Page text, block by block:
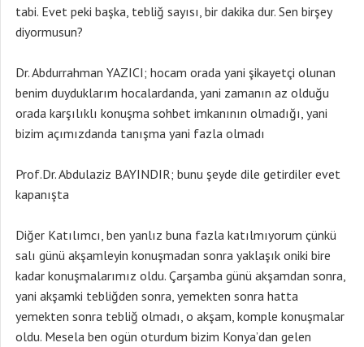
tabi. Evet peki başka, tebliğ sayısı, bir dakika dur. Sen birşey
diyormusun?
Dr. Abdurrahman YAZICI; hocam orada yani şikayetçi olunan
benim duyduklarım hocalardanda, yani zamanın az olduğu
orada karşılıklı konuşma sohbet imkanının olmadığı, yani
bizim açımızdanda tanışma yani fazla olmadı
Prof.Dr. Abdulaziz BAYINDIR; bunu şeyde dile getirdiler evet
kapanışta
Diğer Katılımcı, ben yanlız buna fazla katılmıyorum çünkü
salı günü akşamleyin konuşmadan sonra yaklaşık oniki bire
kadar konuşmalarımız oldu. Çarşamba günü akşamdan sonra,
yani akşamki tebliğden sonra, yemekten sonra hatta
yemekten sonra tebliğ olmadı, o akşam, komple konuşmalar
oldu. Mesela ben ogün oturdum bizim Konya’dan gelen